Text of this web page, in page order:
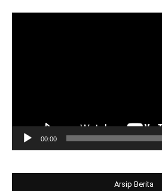
00:00
Arsip Berita